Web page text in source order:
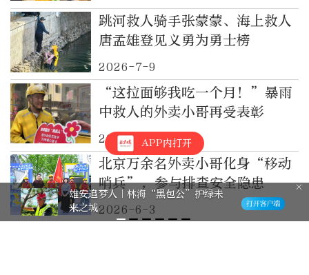
跳河救人骑手张蒙蒙、海上救人
唐孟雄登见义勇为勇士榜
2026-7-9
“这拉面够我吃一个月！”暴雨
中救人的外卖小哥再受表彰
2026-7-8
北京万余名外卖小哥化身“移动
哨兵”，参与排查安全隐患
2026-6-3
APP内打开
雄安追梦人｜林海“黑包公”护绿未
来之城